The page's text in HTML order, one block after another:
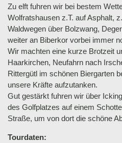
Zu elft fuhren wir bei bestem
Wolfratshausen z.T. auf Asphalt,
Waldwegen über Bolzwang,
weiter an Biberkor vorbei immer
Wir machten eine kurze Brotzeit
Haarkirchen, Neufahrn nach
Rittergütl im schönen Biergarten
unsere Kräfte aufzutanken.
Gut gestärkt fuhren wir über
des Golfplatzes auf einem
Straße, um von dort die schöne
Tourdaten: